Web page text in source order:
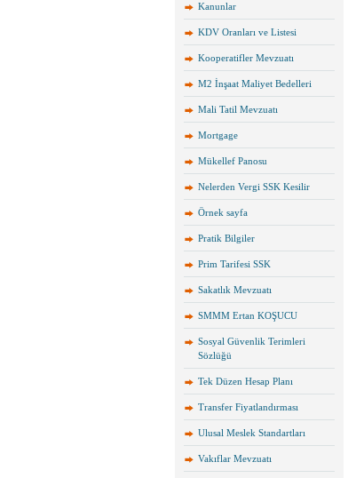
Kanunlar
KDV Oranları ve Listesi
Kooperatifler Mevzuatı
M2 İnşaat Maliyet Bedelleri
Mali Tatil Mevzuatı
Mortgage
Mükellef Panosu
Nelerden Vergi SSK Kesilir
Örnek sayfa
Pratik Bilgiler
Prim Tarifesi SSK
Sakatlık Mevzuatı
SMMM Ertan KOŞUCU
Sosyal Güvenlik Terimleri
Sözlüğü
Tek Düzen Hesap Planı
Transfer Fiyatlandırması
Ulusal Meslek Standartları
Vakıflar Mevzuatı